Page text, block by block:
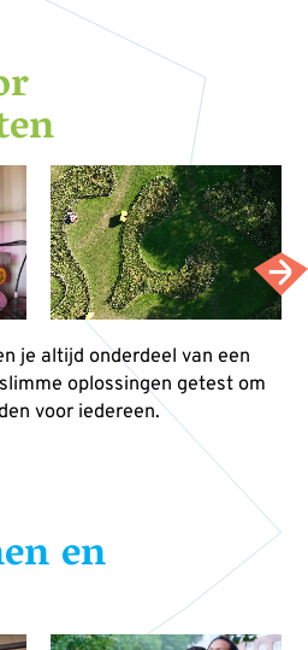
je altijd onderdeel van een
oplossingen getest om
voor iedereen.
en